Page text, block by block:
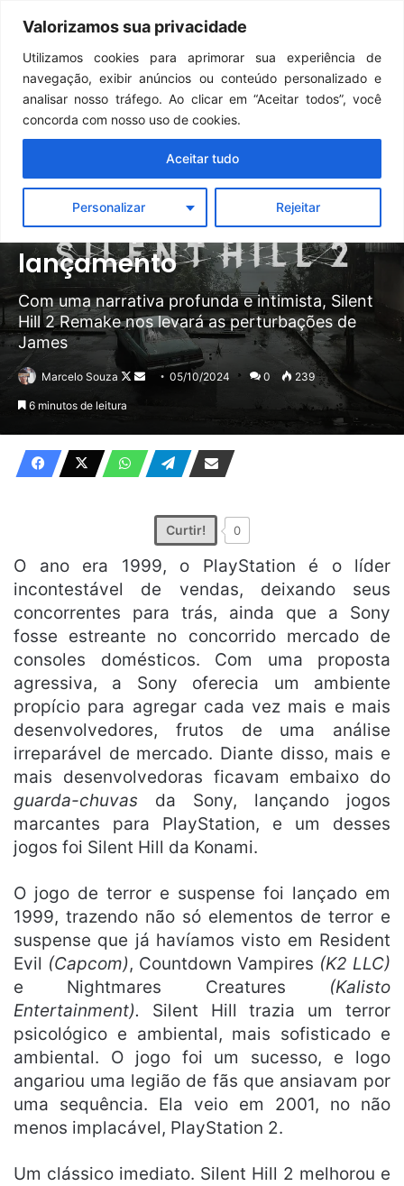
Valorizamos sua privacidade
Utilizamos cookies para aprimorar sua experiência de
navegação, exibir anúncios ou conteúdo personalizado e
analisar nosso tráfego. Ao clicar em “Aceitar todos”, você
concorda com nosso uso de cookies.
Personalizar Rejeitar
Aceitar tudo
Menu
Notícias
Silent Hill 2 Remake — Cinco
motivos para jogar no
lançamento
Com uma narrativa profunda e intimista, Silent
Hill 2 Remake nos levará as perturbações de
James
Marcelo Souza
Follow
Mande05/10/2024 0 239
6 minutos de leitura
Curtir! 0
O ano era 1999, o PlayStation é o líder
incontestável de vendas, deixando seus
concorrentes para trás, ainda que a Sony
fosse estreante no concorrido mercado de
consoles domésticos. Com uma proposta
agressiva, a Sony oferecia um ambiente
propício para agregar cada vez mais e mais
desenvolvedores, frutos de uma análise
irreparável de mercado. Diante disso, mais e
mais desenvolvedoras ficavam embaixo do
guarda-chuvas da Sony, lançando jogos
marcantes para PlayStation, e um desses
jogos foi Silent Hill da Konami.
O jogo de terror e suspense foi lançado em
1999, trazendo não só elementos de terror e
suspense que já havíamos visto em Resident
Evil (Capcom), Countdown Vampires (K2 LLC)
e Nightmares Creatures (Kalisto
Entertainment). Silent Hill trazia um terror
psicológico e ambiental, mais sofisticado e
ambiental. O jogo foi um sucesso, e logo
angariou uma legião de fãs que ansiavam por
uma sequência. Ela veio em 2001, no não
menos implacável, PlayStation 2.
Um clássico imediato. Silent Hill 2 melhorou e